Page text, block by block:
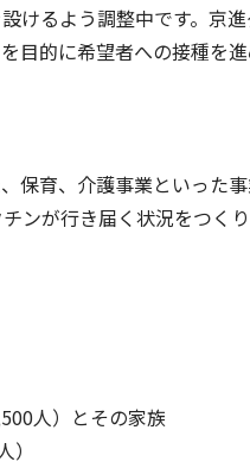
けるよう調整中です。京
的に希望者への接種を進
保育、介護事業といった
ンが行き届く状況をつく
人）とその家族